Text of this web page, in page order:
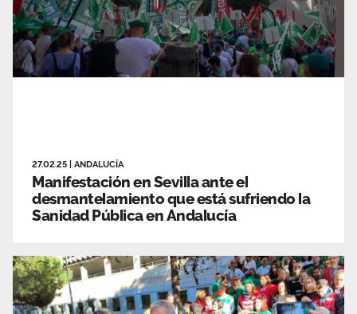
27.02.25 ANDALUCÍA
Manifestación en Sevilla ante el
desmantelamiento que está sufriendo la
Sanidad Pública en Andalucía